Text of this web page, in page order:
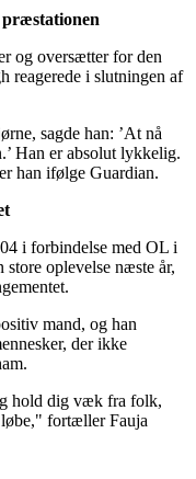
og oversætter for den
reagerede i slutningen af
sagde han: ’At nå
Han er absolut lykkelig.
han ifølge Guardian.
i forbindelse med OL i
store oplevelse næste år,
mand, og han
der ikke
hold dig væk fra folk,
fortæller Fauja